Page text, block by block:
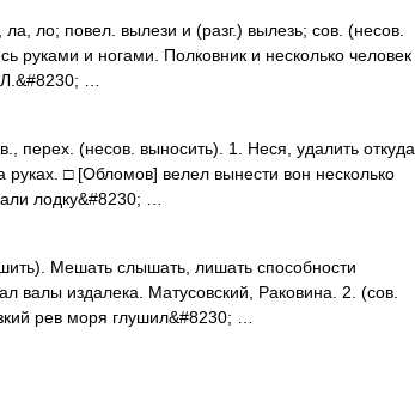
ло; повел. вылези и (разг.) вылезь; сов. (несов.
руками и ногами. Полковник и несколько человек
…
перех. (несов. выносить). 1. Неся, удалить откуда
□ [Обломов] велел вынести вон несколько
лодку&#8230; …
Мешать слышать, лишать способности
валы издалека. Матусовский, Раковина. 2. (сов.
рев моря глушил&#8230; …